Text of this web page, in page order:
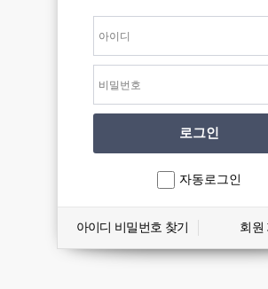
자동로그인
아이디 비밀번호 찾기 회원